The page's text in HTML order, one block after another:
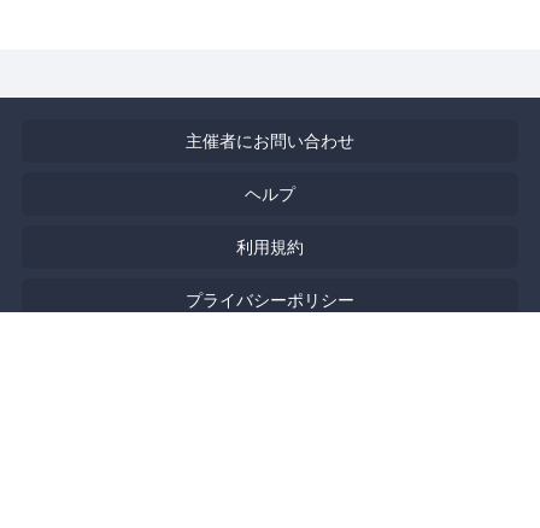
主催者にお問い合わせ
ヘルプ
利用規約
プライバシーポリシー